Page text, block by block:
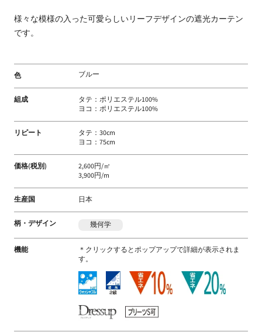
フ
リ
ッ
ク
メ
ー
カ
ー
様々な模様の入った可愛らしいリーフデザインの遮光カーテン
です。
色 ブルー
組成
タテ：ポリエステル100%
ヨコ：ポリエステル100%
リピート
タテ：30cm
ヨコ：75cm
価格(税別)
2,600円/㎡
3,900円/m
生産国 日本
柄・デザイン 幾何学
機能
＊クリックするとポップアップで詳細が表示されま
す。